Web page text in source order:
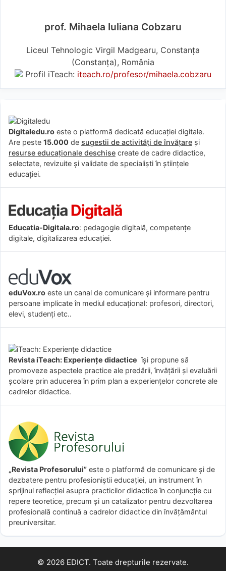
prof. Mihaela Iuliana Cobzaru
Liceul Tehnologic Virgil Madgearu, Constanţa
(Constanţa), România
Profil iTeach: iteach.ro/profesor/mihaela.cobzaru
Digitaledu.ro este o platformă dedicată educației digitale.
Are peste 15.000 de sugestii de activități de învățare și
resurse educaționale deschise create de cadre didactice,
selectate, revizuite și validate de specialiști în științele
educației.
Educatia-Digitala.ro: pedagogie digitală, competențe
digitale, digitalizarea educației.
eduVox.ro este un canal de comunicare și informare pentru
persoane implicate în mediul educațional: profesori, directori,
elevi, studenți etc..
Revista iTeach: Experienţe didactice îşi propune să
promoveze aspectele practice ale predării, învăţării şi evaluării
şcolare prin aducerea în prim plan a experienţelor concrete ale
cadrelor didactice.
„Revista Profesorului” este o platformă de comunicare și de
dezbatere pentru profesioniștii educației, un instrument în
sprijinul reflecției asupra practicilor didactice în conjuncție cu
repere teoretice, precum și un catalizator pentru dezvoltarea
profesională continuă a cadrelor didactice din învățământul
preuniversitar.
© 2026 EDICT. Toate drepturile rezervate.